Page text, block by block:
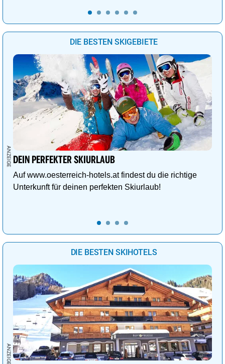
DIE BESTEN SKIGEBIETE
DEIN PERFEKTER SKIURLAUB
Auf www.oesterreich-hotels.at findest du die richtige
Unterkunft für deinen perfekten Skiurlaub!
DIE BESTEN SKIHOTELS